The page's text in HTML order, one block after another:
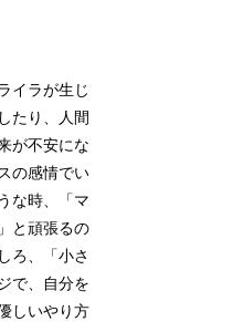
イラが生じ
たり、人間
が不安にな
の感情でい
な時、「マ
と頑張るの
ろ、「小さ
で、自分を
しいやり方